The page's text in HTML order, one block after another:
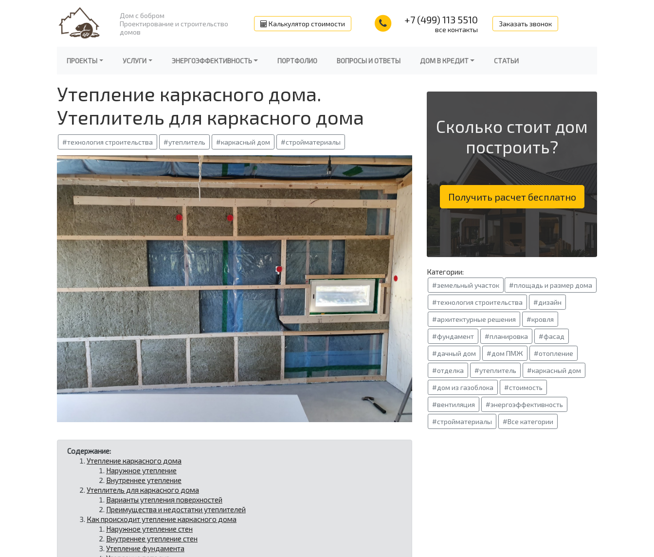
Дом с бобром
Проектирование и строительство
домов
Калькулятор стоимости +7 (499) 113 5510
все контакты
Заказать звонок
ПРОЕКТЫ УСЛУГИ ЭНЕРГОЭФФЕКТИВНОСТЬ ПОРТФОЛИО ВОПРОСЫ И ОТВЕТЫ ДОМ В КРЕДИТ СТАТЬИ
Утепление каркасного дома.
Утеплитель для каркасного дома
#технология строительства #утеплитель #каркасный дом #стройматериалы
Содержание:
Утепление каркасного дома
Наружное утепление
Внутреннее утепление
Утеплитель для каркасного дома
Варианты утепления поверхностей
Преимущества и недостатки утеплителей
Как происходит утепление каркасного дома
Наружное утепление стен
Внутреннее утепление стен
Утепление фундамента
Сколько стоит дом
построить?
Получить расчет бесплатно
Категории:
#земельный участок #площадь и размер дома
#технология строительства #дизайн
#архитектурные решения #кровля
#фундамент #планировка #фасад
#дачный дом #дом ПМЖ #отопление
#отделка #утеплитель #каркасный дом
#дом из газоблока #стоимость
#вентиляция #энергоэффективность
#стройматериалы #Все категории